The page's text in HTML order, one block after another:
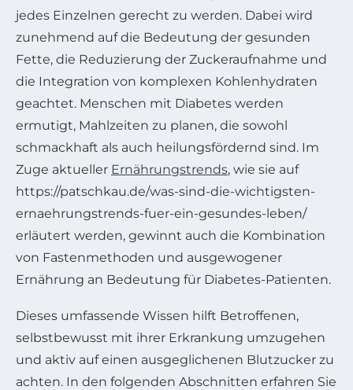
jedes Einzelnen gerecht zu werden. Dabei wird
zunehmend auf die Bedeutung der gesunden
Fette, die Reduzierung der Zuckeraufnahme und
die Integration von komplexen Kohlenhydraten
geachtet. Menschen mit Diabetes werden
ermutigt, Mahlzeiten zu planen, die sowohl
schmackhaft als auch heilungsfördernd sind. Im
Zuge aktueller Ernährungstrends, wie sie auf
https://patschkau.de/was-sind-die-wichtigsten-
ernaehrungstrends-fuer-ein-gesundes-leben/
erläutert werden, gewinnt auch die Kombination
von Fastenmethoden und ausgewogener
Ernährung an Bedeutung für Diabetes-Patienten.
Dieses umfassende Wissen hilft Betroffenen,
selbstbewusst mit ihrer Erkrankung umzugehen
und aktiv auf einen ausgeglichenen Blutzucker zu
achten. In den folgenden Abschnitten erfahren Sie